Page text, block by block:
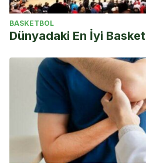
BASKETBOL
Dünyadaki En İyi